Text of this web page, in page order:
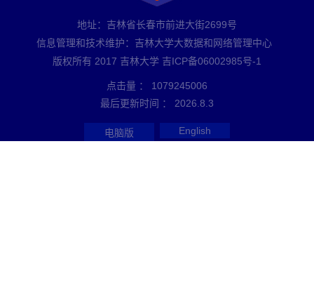
地址：吉林省长春市前进大街2699号
信息管理和技术维护：吉林大学大数据和网络管理中心
版权所有 2017 吉林大学 吉ICP备06002985号-1
点击量 ： 1079245006
最后更新时间 ： 2026 8 3
电脑版 English